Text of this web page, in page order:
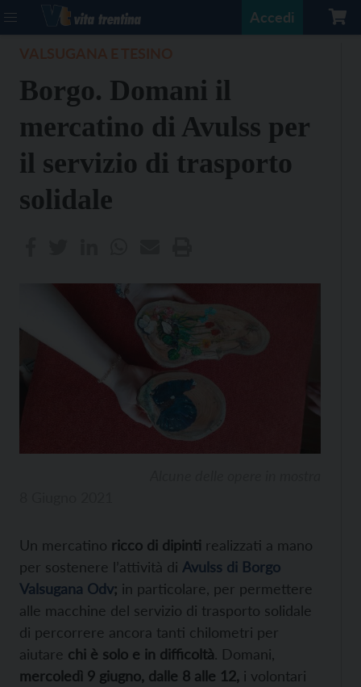
Accedi
Borgo. Domani il
mercatino di Avulss per
il servizio di trasporto
solidale
Un mercatino ricco di dipinti realizzati a mano
per sostenere l’attività di Avulss di Borgo
Valsugana Odv; in particolare, per permettere
alle macchine del servizio di trasporto solidale
di percorrere ancora tanti chilometri per
aiutare chi è solo e in difficoltà. Domani,
mercoledì 9 giugno, dalle 8 alle 12, i volontari